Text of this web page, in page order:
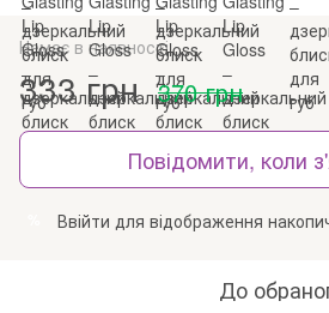
Немає в наявності
333 грн 370 грн
Повідомити, коли
Ввійти для відображення
До